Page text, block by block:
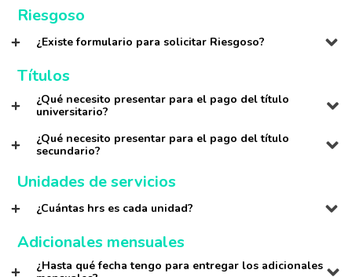
Riesgoso
¿Existe formulario para solicitar Riesgoso?
Títulos
¿Qué necesito presentar para el pago del título
universitario?
¿Qué necesito presentar para el pago del título
secundario?
Unidades de servicios
¿Cuántas hrs es cada unidad?
Adicionales mensuales
¿Hasta qué fecha tengo para entregar los adicionales